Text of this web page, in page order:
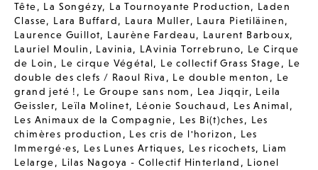
Tête, La Songézy, La Tournoyante Production, Laden
Classe, Lara Buffard, Laura Muller, Laura Pietiläinen,
Laurence Guillot, Laurène Fardeau, Laurent Barboux,
Lauriel Moulin , Lavinia, LAvinia Torrebruno, Le Cirque
de Loin , Le cirque Végétal, Le collectif Grass Stage, Le
double des clefs / Raoul Riva , Le double menton , Le
grand jeté ! , Le Groupe sans nom , Lea Jiqqir, Leila
Geissler, Leïla Molinet, Léonie Souchaud, Les Animal,
Les Animaux de la Compagnie, Les Bi(t)ches, Les
chimères production , Les cris de l'horizon , Les
Immergé·es, Les Lunes Artiques, Les ricochets, Liam
Lelarge, Lilas Nagoya - Collectif Hinterland , Lionel